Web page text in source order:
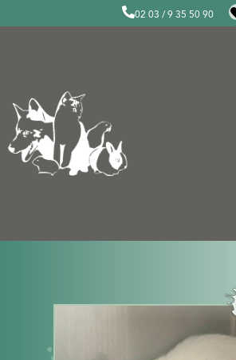
02 03 / 9 35 50 90